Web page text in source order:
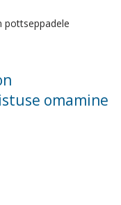
pottseppadele
omamine